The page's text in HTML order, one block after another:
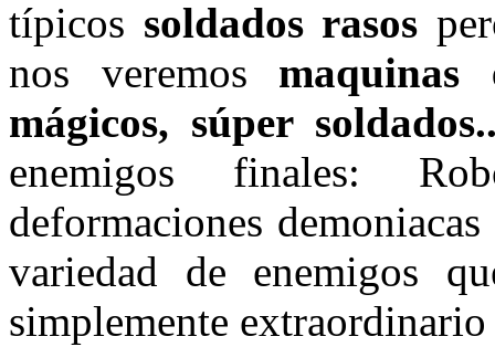
típicos soldados rasos
nos veremos maquinas
mágicos, súper
enemigos finales:
deformaciones
variedad de enemigos
simplemente extraordinario